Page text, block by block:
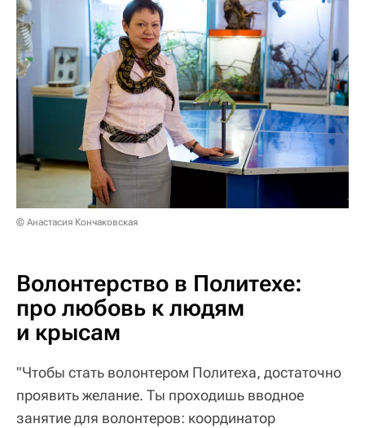
© Анастасия Кончаковская
Волонтерство в Политехе:
про любовь к людям
и крысам
"Чтобы стать волонтером Политеха, достаточно
проявить желание. Ты проходишь вводное
занятие для волонтеров: координатор